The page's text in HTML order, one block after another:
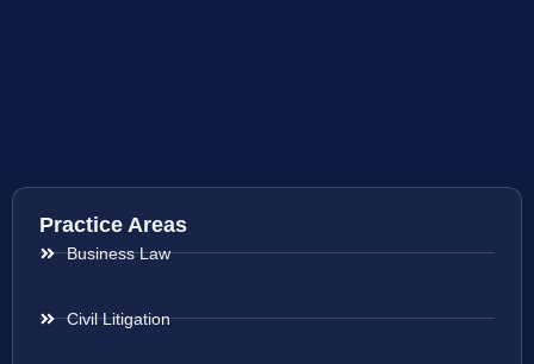
Practice Areas
Business Law
Civil Litigation